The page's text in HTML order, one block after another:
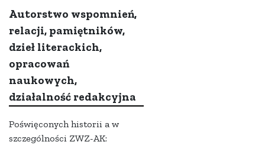
Autorstwo wspomnień,
relacji, pamiętników,
dzieł literackich,
opracowań
naukowych,
działalność redakcyjna
Poświęconych historii a w
szczególności ZWZ-AK: